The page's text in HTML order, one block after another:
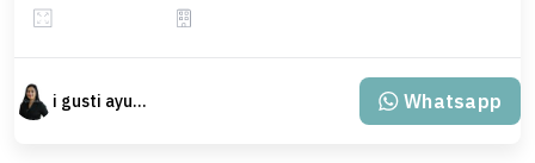
i gusti ayu agung trisnadewi Whatsapp